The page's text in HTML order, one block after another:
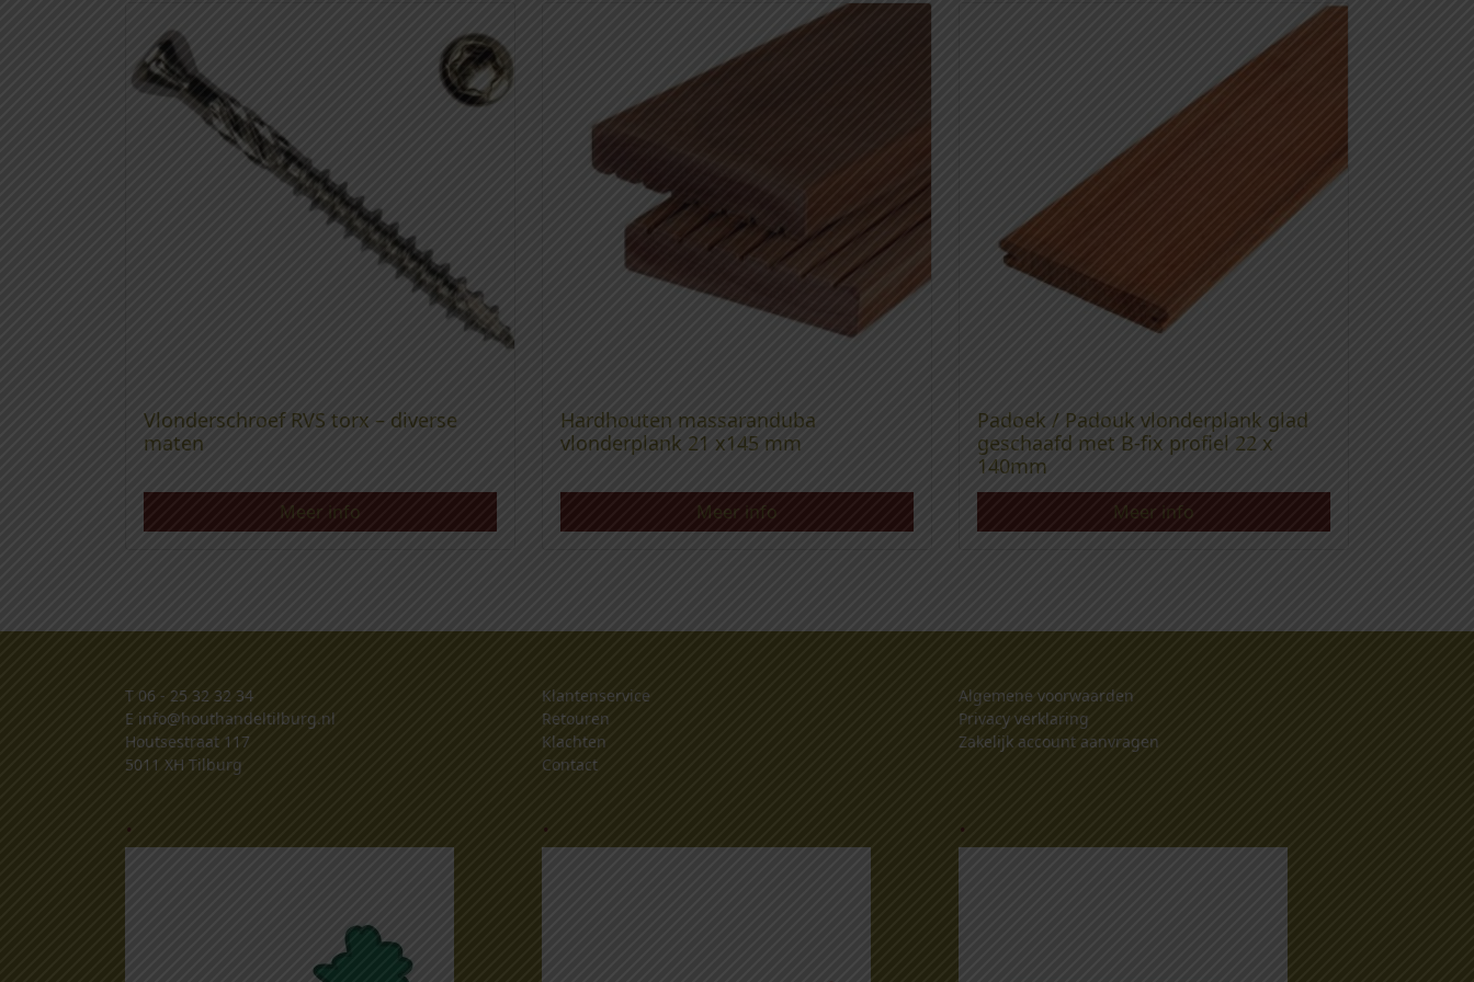
Vlonderschroef RVS torx – diverse
maten
Meer info
Hardhouten massaranduba
vlonderplank 21 x145 mm
Meer info
Padoek / Padouk vlonderplank glad
geschaafd met B-fix profiel 22 x
140mm
Meer info
T 06 - 25 32 32 34
E info@houthandeltilburg.nl
Houtsestraat 117
5011 XH Tilburg
Klantenservice
Retouren
Klachten
Contact
Algemene voorwaarden
Privacy verklaring
Zakelijk account aanvragen
. . .